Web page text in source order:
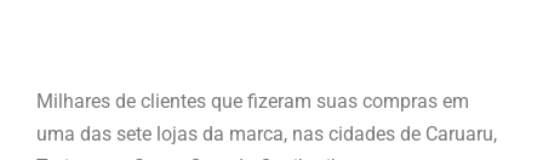
Milhares de clientes que fizeram suas compras em
uma das sete lojas da marca, nas cidades de Caruaru,